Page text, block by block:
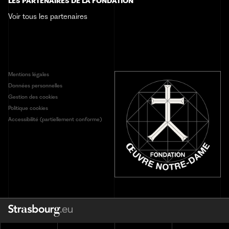
Contact
Voir tous les partenaires
Mentions légales
Données personnelles
Gestion des cookies
Politique cookies
Accessibilité (partiellement conforme)